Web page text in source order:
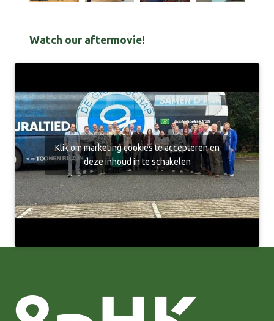
Watch our aftermovie!
Klik om marketing cookies te accepteren en
deze inhoud in te schakelen